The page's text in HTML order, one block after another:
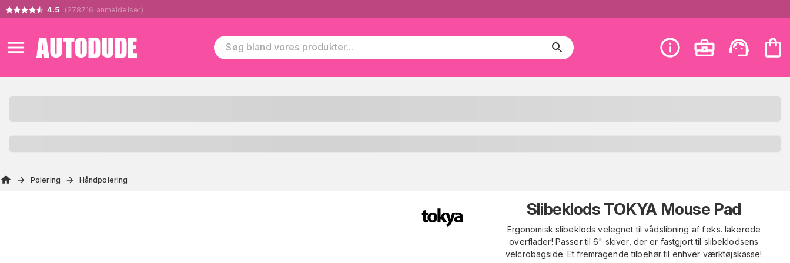
4.5 (278716 anmeldelser)
Polering Håndpolering
Slibeklods TOKYA Mouse Pad
Ergonomisk slibeklods velegnet til vådslibning af f.eks. lakerede
overflader! Passer til 6" skiver, der er fastgjort til slibeklodsens
velcrobagside. Et fremragende tilbehør til enhver værktøjskasse!